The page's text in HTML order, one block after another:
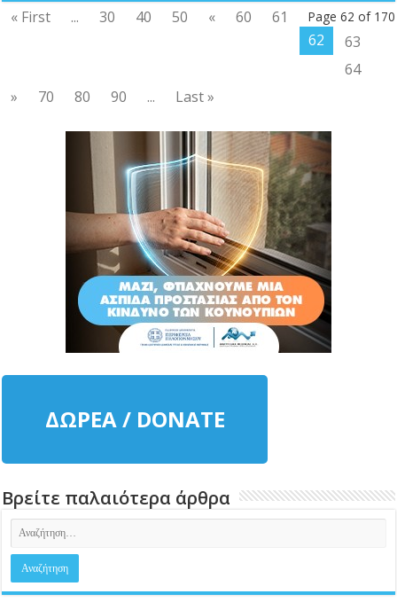
Page 62 of 170
« First ... 30 40 50 « 60
61
62
63
64
»
70 80 90 ... Last »
ΔΩΡΕΑ / DONATE
Βρείτε παλαιότερα άρθρα